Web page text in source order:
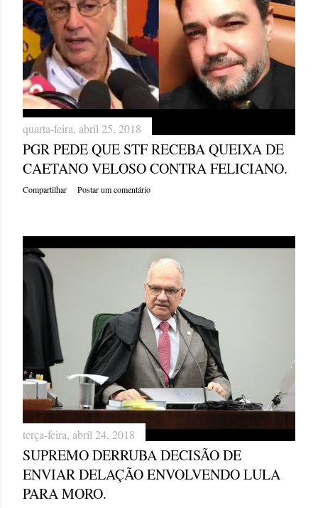
quarta-feira, abril 25, 2018
PGR PEDE QUE STF RECEBA QUEIXA DE
CAETANO VELOSO CONTRA FELICIANO.
Compartilhar Postar um comentário
terça-feira, abril 24, 2018
SUPREMO DERRUBA DECISÃO DE
ENVIAR DELAÇÃO ENVOLVENDO LULA
PARA MORO.